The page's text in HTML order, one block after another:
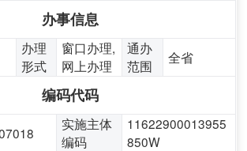
办事信息
办理
形式
窗口办理,
网上办理
通办
范围
全省
编码代码
实施主体
编码
11622900013955
850W